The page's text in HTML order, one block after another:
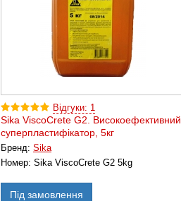
Відгуки: 1
Sika ViscoCrete G2. Високоефективний
суперпластифікатор, 5кг
Бренд: Sika
Номер: Sika ViscoCrete G2 5kg
Під замовлення